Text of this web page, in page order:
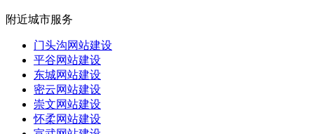
附近城市服务
门头沟网站建设
平谷网站建设
东城网站建设
密云网站建设
崇文网站建设
怀柔网站建设